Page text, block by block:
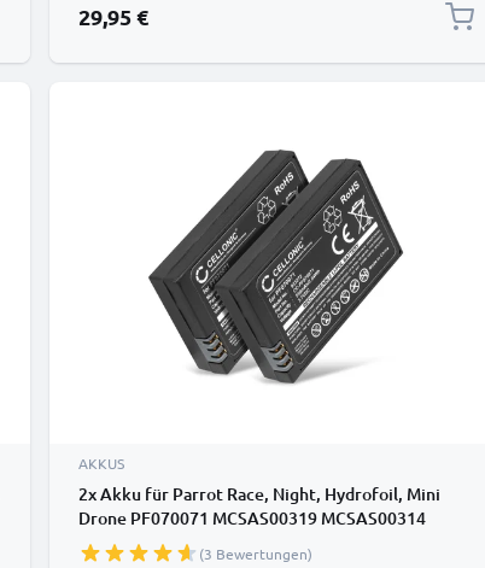
29,95 €
AKKUS
2x Akku für Parrot Race, Night, Hydrofoil, Mini
Drone PF070071 MCSAS00319 MCSAS00314
(550mAh, 3.7V) von CELLONIC
(3 Bewertungen)